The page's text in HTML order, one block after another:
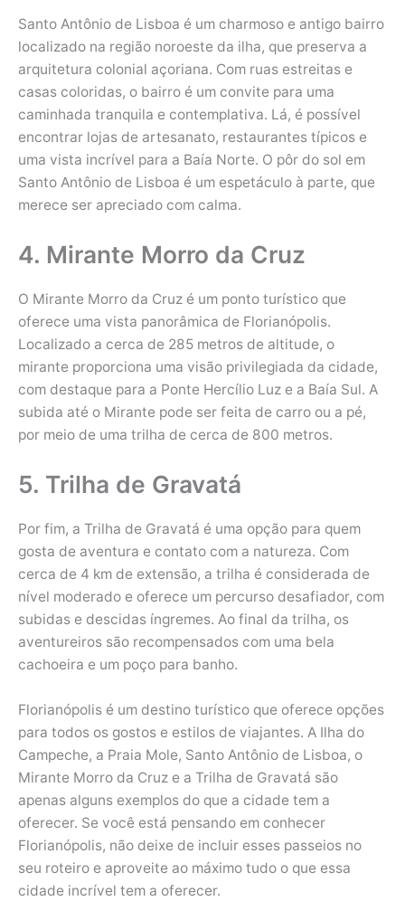
Santo Antônio de Lisboa é um charmoso e antigo bairro
localizado na região noroeste da ilha, que preserva a
arquitetura colonial açoriana. Com ruas estreitas e
casas coloridas, o bairro é um convite para uma
caminhada tranquila e contemplativa. Lá, é possível
encontrar lojas de artesanato, restaurantes típicos e
uma vista incrível para a Baía Norte. O pôr do sol em
Santo Antônio de Lisboa é um espetáculo à parte, que
merece ser apreciado com calma.
4. Mirante Morro da Cruz
O Mirante Morro da Cruz é um ponto turístico que
oferece uma vista panorâmica de Florianópolis.
Localizado a cerca de 285 metros de altitude, o
mirante proporciona uma visão privilegiada da cidade,
com destaque para a Ponte Hercílio Luz e a Baía Sul. A
subida até o Mirante pode ser feita de carro ou a pé,
por meio de uma trilha de cerca de 800 metros.
5. Trilha de Gravatá
Por fim, a Trilha de Gravatá é uma opção para quem
gosta de aventura e contato com a natureza. Com
cerca de 4 km de extensão, a trilha é considerada de
nível moderado e oferece um percurso desafiador, com
subidas e descidas íngremes. Ao final da trilha, os
aventureiros são recompensados com uma bela
cachoeira e um poço para banho.
Florianópolis é um destino turístico que oferece opções
para todos os gostos e estilos de viajantes. A Ilha do
Campeche, a Praia Mole, Santo Antônio de Lisboa, o
Mirante Morro da Cruz e a Trilha de Gravatá são
apenas alguns exemplos do que a cidade tem a
oferecer. Se você está pensando em conhecer
Florianópolis, não deixe de incluir esses passeios no
seu roteiro e aproveite ao máximo tudo o que essa
cidade incrível tem a oferecer.